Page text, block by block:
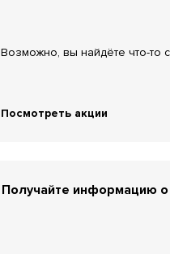
Возможно, вы найдёте что-то
Посмотреть акции
Получайте информацию о